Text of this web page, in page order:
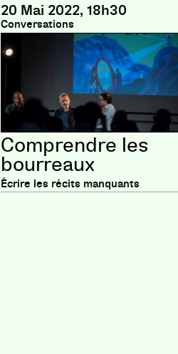
20 Mai 2022, 18h30
Conversations
Comprendre les
bourreaux
Écrire les récits manquants